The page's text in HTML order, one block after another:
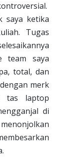
saya ketika
Tugas
team saya
total, dan
merk
tas laptop
di